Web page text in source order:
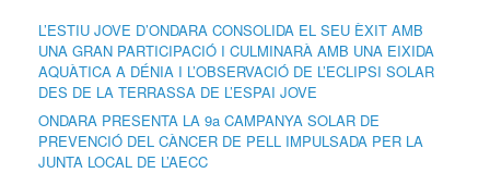
L’ESTIU JOVE D’ONDARA CONSOLIDA EL SEU ÈXIT AMB
UNA GRAN PARTICIPACIÓ I CULMINARÀ AMB UNA EIXIDA
AQUÀTICA A DÉNIA I L’OBSERVACIÓ DE L’ECLIPSI SOLAR
DES DE LA TERRASSA DE L’ESPAI JOVE
ONDARA PRESENTA LA 9a CAMPANYA SOLAR DE
PREVENCIÓ DEL CÀNCER DE PELL IMPULSADA PER LA
JUNTA LOCAL DE L’AECC